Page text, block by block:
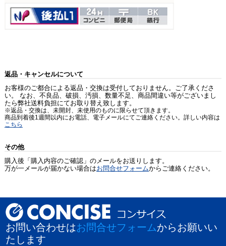
返品・キャンセルについて
お客様のご都合による返品・交換は受付しておりません。ご了承くださ
い。 なお、不良品、破損、汚損、数量不足、商品間違い等がございまし
たら弊社送料負担にてお取り替え致します。
※返品・交換は、未開封、未使用のものに限らせて頂きます。
商品到着後1週間以内にお電話、電子メールにてご連絡ください。詳しい内容は
こちら
その他
購入後「購入内容のご確認」のメールをお送りします。
万が一メールが届かない場合はお問合せフォームからご連絡ください。
お問い合わせはお問合せフォームからお願いい
たします